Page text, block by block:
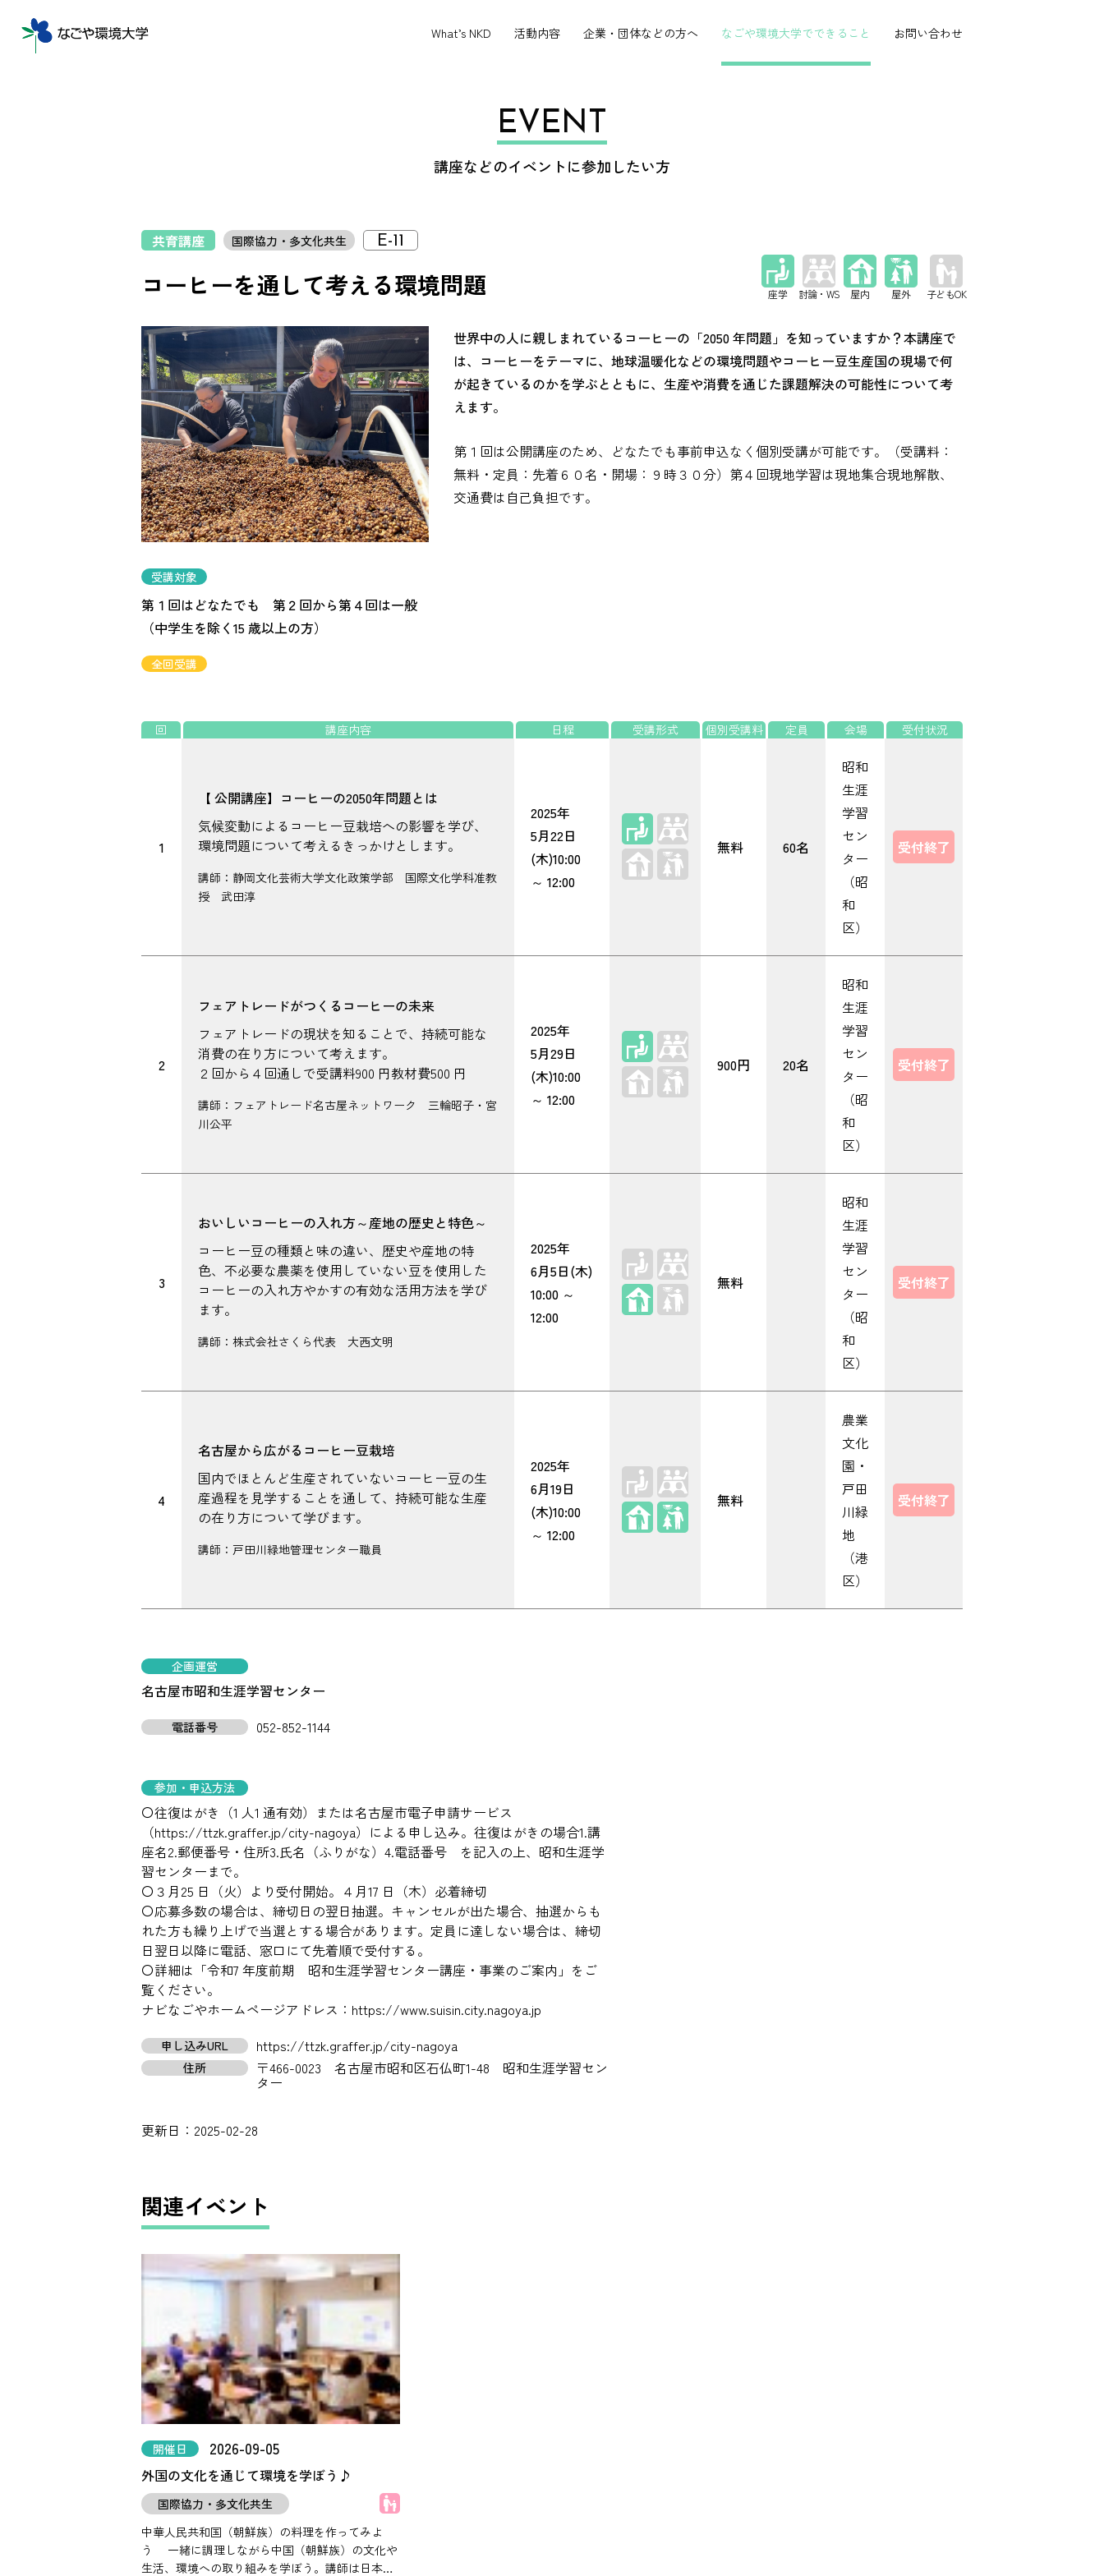
What’s NKD 活動内容 企業・団体などの方へ なごや環境大学でできること お問い合わせ
EVENT
講座などのイベントに参加したい方
コーヒーを通して考える環境問題
共育講座 E-11
国際協力・多文化共生
座学 屋内 屋外
受講対象
第１回はどなたでも 第２回から第４回は一般
（中学生を除く15 歳以上の方）
全回受講
世界中の人に親しまれているコーヒーの「2050 年問題」を知っていますか？本講座で
は、コーヒーをテーマに、地球温暖化などの環境問題やコーヒー豆生産国の現場で何
が起きているのかを学ぶとともに、生産や消費を通じた課題解決の可能性について考
えます。
第１回は公開講座のため、どなたでも事前申込なく個別受講が可能です。（受講料：
無料・定員：先着６０名・開場：９時３０分）第４回現地学習は現地集合現地解散、
交通費は自己負担です。
回 講座内容 日程 受講形式 個別受講料 定員 会場 受付状況
1
【 公開講座】コーヒーの2050年問題とは
気候変動によるコーヒー豆栽培への影響を学び、
環境問題について考えるきっかけとします。
講師：静岡文化芸術大学文化政策学部 国際文化学科准教
授 武田淳
2025年
5月22日
(木)10:00
～ 12:00
座学
無料 60名
昭和
生涯
学習
セン
ター
（昭
和
区）
受付終了
2
フェアトレードがつくるコーヒーの未来
フェアトレードの現状を知ることで、持続可能な
消費の在り方について考えます。
２回から４回通しで受講料900 円教材費500 円
講師：フェアトレード名古屋ネットワーク 三輪昭子・宮
川公平
2025年
5月29日
(木)10:00
～ 12:00
座学
900円 20名
昭和
生涯
学習
セン
ター
（昭
和
区）
受付終了
3
おいしいコーヒーの入れ方～産地の歴史と特色～
コーヒー豆の種類と味の違い、歴史や産地の特
色、不必要な農薬を使用していない豆を使用した
コーヒーの入れ方やかすの有効な活用方法を学び
ます。
講師：株式会社さくら代表 大西文明
2025年
6月5日(木)
10:00 ～
12:00
屋内 無料
昭和
生涯
学習
セン
ター
（昭
和
区）
受付終了
4
名古屋から広がるコーヒー豆栽培
国内でほとんど生産されていないコーヒー豆の生
産過程を見学することを通して、持続可能な生産
の在り方について学びます。
講師：戸田川緑地管理センター職員
2025年
6月19日
(木)10:00
～ 12:00
屋内 無料
農業
文化
園・
戸田
川緑
地
（港
区）
受付終了
企画運営
名古屋市昭和生涯学習センター
電話番号 052-852-1144
参加・申込方法
〇往復はがき（1 人1 通有効）または名古屋市電子申請サービス
（https://ttzk.graffer.jp/city-nagoya）による申し込み。往復はがきの場合1.講
座名2.郵便番号・住所3.氏名（ふりがな）4.電話番号 を記入の上、昭和生涯学
習センターまで。
〇３月25 日（火）より受付開始。４月17 日（木）必着締切
〇応募多数の場合は、締切日の翌日抽選。キャンセルが出た場合、抽選からも
れた方も繰り上げで当選とする場合があります。定員に達しない場合は、締切
日翌日以降に電話、窓口にて先着順で受付する。
〇詳細は「令和7 年度前期 昭和生涯学習センター講座・事業のご案内」をご
覧ください。
ナビなごやホームページアドレス：https://www.suisin.city.nagoya.jp
申し込みURL https://ttzk.graffer.jp/city-nagoya
住所 〒466-0023 名古屋市昭和区石仏町1-48 昭和生涯学習セン
ター
更新日： 2025-02-28
関連イベント
開催日 2026-09-05
外国の文化を通じて環境を学ぼう♪
国際協力・多文化共生
中華人民共和国（朝鮮族）の料理を作ってみよ
う
一緒に調理しながら中国（朝鮮族）の文化や
生活、環境への取り組みを学ぼう。講師は日本語